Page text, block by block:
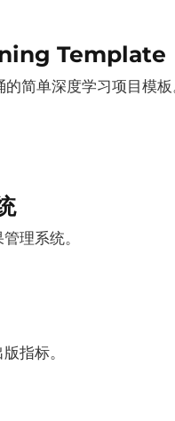
Template
简单深度学习项目模板
理系统。
指标。